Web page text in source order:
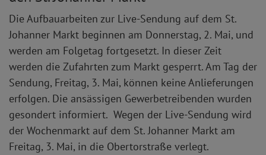
Die Aufbauarbeiten zur Live-Sendung auf dem St.
Johanner Markt beginnen am Donnerstag, 2. Mai, und
werden am Folgetag fortgesetzt. In dieser Zeit
werden die Zufahrten zum Markt gesperrt. Am Tag der
Sendung, Freitag, 3. Mai, können keine Anlieferungen
erfolgen. Die ansässigen Gewerbetreibenden wurden
gesondert informiert. Wegen der Live-Sendung wird
der Wochenmarkt auf dem St. Johanner Markt am
Freitag, 3. Mai, in die Obertorstraße verlegt.